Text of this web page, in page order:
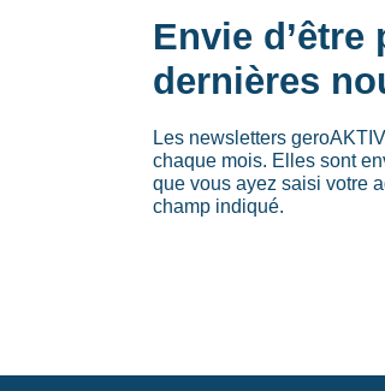
Envie
dernières
Les newsletters
chaque mois. Elles sont
que vous ayez saisi votre
champ indiqué.